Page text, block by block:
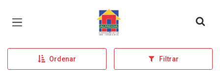
Página inicial
Ordenar Filtrar